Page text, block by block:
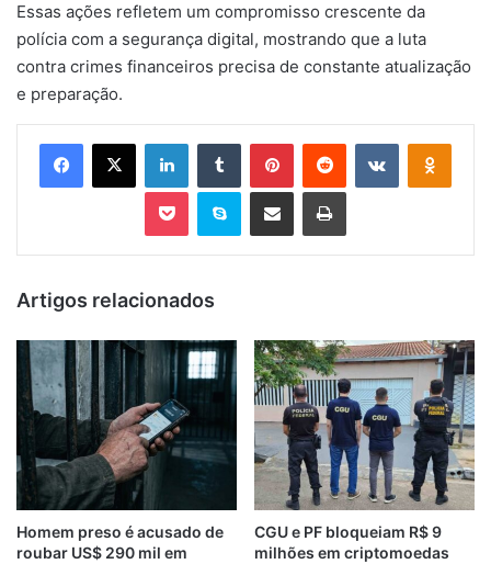
Essas ações refletem um compromisso crescente da
polícia com a segurança digital, mostrando que a luta
contra crimes financeiros precisa de constante atualização
e preparação.
Facebook
X LinkedinTumblr PinterestReddit VK OK
Pocket Skype Compartilhar via e-mail Imprimir
Artigos relacionados
Homem preso é acusado de
roubar US$ 290 mil em
CGU e PF bloqueiam R$ 9
milhões em criptomoedas